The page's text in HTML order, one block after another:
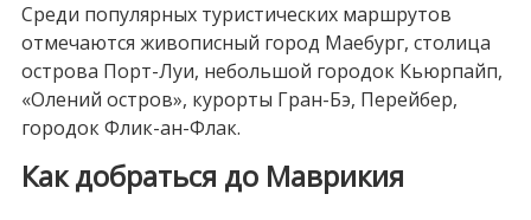
Среди популярных туристических маршрутов
отмечаются живописный город Маебург, столица
острова Порт-Луи, небольшой городок Кьюрпайп,
«Олений остров», курорты Гран-Бэ, Перейбер,
городок Флик-ан-Флак.
Как добраться до Маврикия